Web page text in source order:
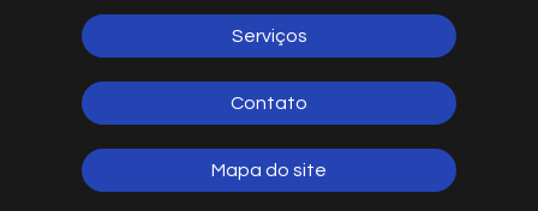
Serviços
Contato
Mapa do site